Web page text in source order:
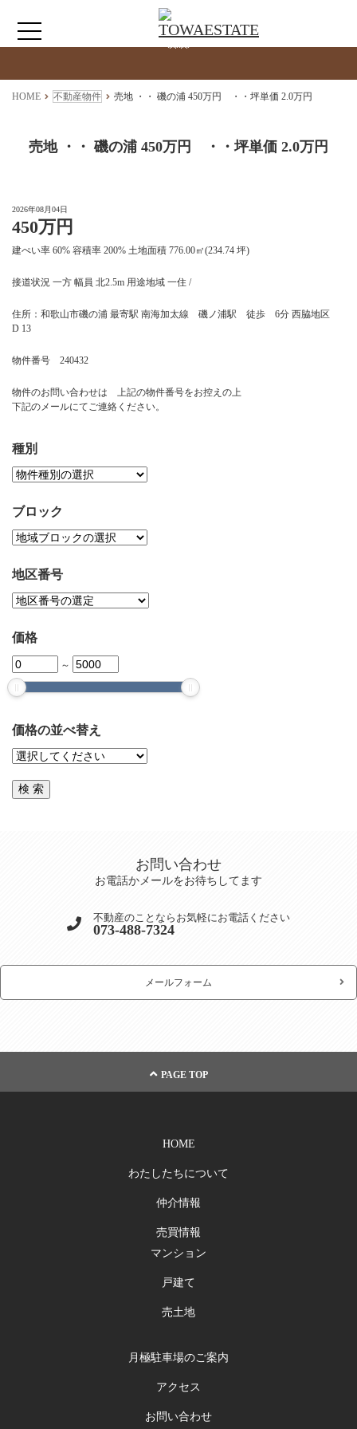
HOME
売買情報
月極駐車場のご案内
アクセス
検索物件の詳細
****
HOME 不動産物件 売地 ・・ 磯の浦 450万円 ・・坪単価 2.0万円
売地 ・・ 磯の浦 450万円 ・・坪単価 2.0万円
2026年08月04日
450万円
建ぺい率 60% 容積率 200% 土地面積 776.00㎡(234.74 坪)
接道状況 一方 幅員 北2.5m 用途地域 一住 /
住所：和歌山市磯の浦 最寄駅 南海加太線 磯ノ浦駅 徒歩 6分 西脇地区
D 13
物件番号 240432
物件のお問い合わせは 上記の物件番号をお控えの上
下記のメールにてご連絡ください。
種別
ブロック
地区番号
価格
～
価格の並べ替え
お問い合わせ
お電話かメールをお待ちしてます
不動産のことならお気軽にお電話ください
073-488-7324
メールフォーム
PAGE TOP
HOME
わたしたちについて
仲介情報
売買情報
マンション
戸建て
売土地
月極駐車場のご案内
アクセス
お問い合わせ